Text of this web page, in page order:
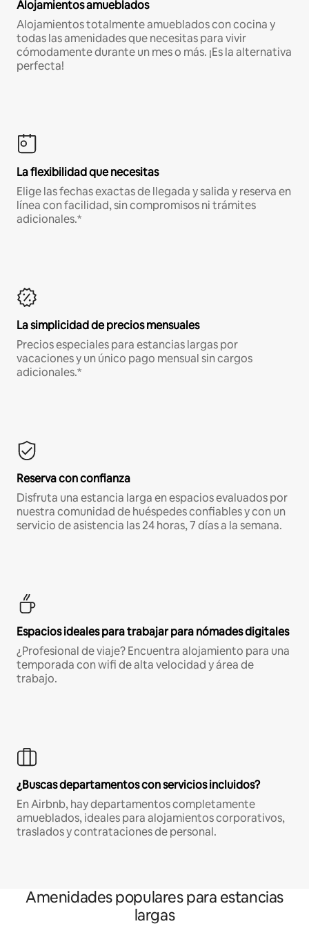
Alojamientos amueblados
Alojamientos totalmente amueblados con cocina y
todas las amenidades que necesitas para vivir
cómodamente durante un mes o más. ¡Es la alternativa
perfecta!
La flexibilidad que necesitas
Elige las fechas exactas de llegada y salida y reserva en
línea con facilidad, sin compromisos ni trámites
adicionales.*
La simplicidad de precios mensuales
Precios especiales para estancias largas por
vacaciones y un único pago mensual sin cargos
adicionales.*
Reserva con confianza
Disfruta una estancia larga en espacios evaluados por
nuestra comunidad de huéspedes confiables y con un
servicio de asistencia las 24 horas, 7 días a la semana.
Espacios ideales para trabajar para nómades digitales
¿Profesional de viaje? Encuentra alojamiento para una
temporada con wifi de alta velocidad y área de
trabajo.
¿Buscas departamentos con servicios incluidos?
En Airbnb, hay departamentos completamente
amueblados, ideales para alojamientos corporativos,
traslados y contrataciones de personal.
Amenidades populares para estancias
largas